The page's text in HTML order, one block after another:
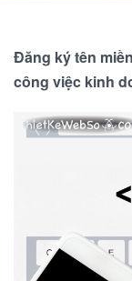
Đăng ký tên
công việc kinh